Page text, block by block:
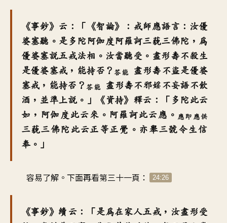
《事鈔》云：「《智論》：戒師應語言：汝優
婆塞聽。是多陀阿伽度阿羅訶三藐三佛陀，為
優婆塞說五戒法相。汝當聽受。盡形壽不殺生
是優婆塞戒，能持否？ 答能
盡形壽不盜是優婆
塞戒，能持否？ 答能
盡形壽不邪婬不妄語不飲
酒，並準上說。」《資持》釋云：「多陀此云
如，阿伽度此云來。阿羅訶此云應。 應即應供
三藐三佛陀此云正等正覺。亦舉三號令生信
奉。」
容易了解。下面再看第三十一頁： 24:26
《事鈔》續云：「是為在家人五戒，汝盡形受